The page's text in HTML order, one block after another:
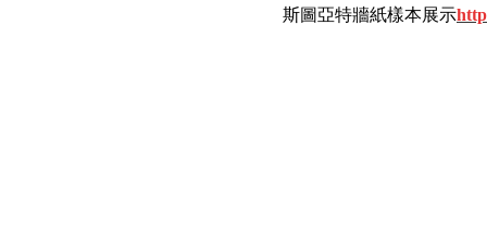
斯圖亞特牆紙樣本展示